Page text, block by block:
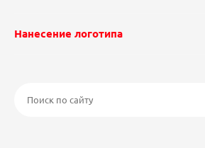
Нанесение логотипа